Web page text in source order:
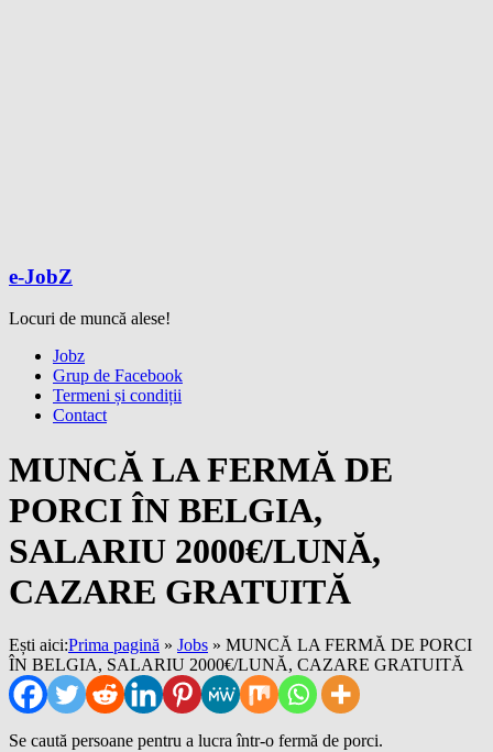
e-JobZ
Locuri de muncă alese!
Meniu Jobz
Grup de Facebook
Termeni și condiții
Contact
MUNCĂ LA FERMĂ DE
PORCI ÎN BELGIA,
SALARIU 2000€/LUNĂ,
CAZARE GRATUITĂ
Ești aici:Prima pagină » Jobs » MUNCĂ LA FERMĂ DE PORCI
ÎN BELGIA, SALARIU 2000€/LUNĂ, CAZARE GRATUITĂ
Se caută persoane pentru a lucra într-o fermă de porci.